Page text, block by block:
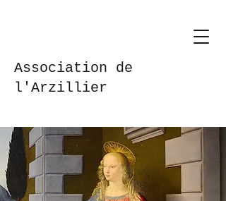
Association de
l'Arzillier